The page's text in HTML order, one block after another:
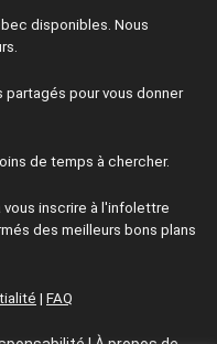
disponibles. Nous
pour vous donner
de temps à chercher.
vous inscrire à l'infolettre
des meilleurs bons plans
| FAQ